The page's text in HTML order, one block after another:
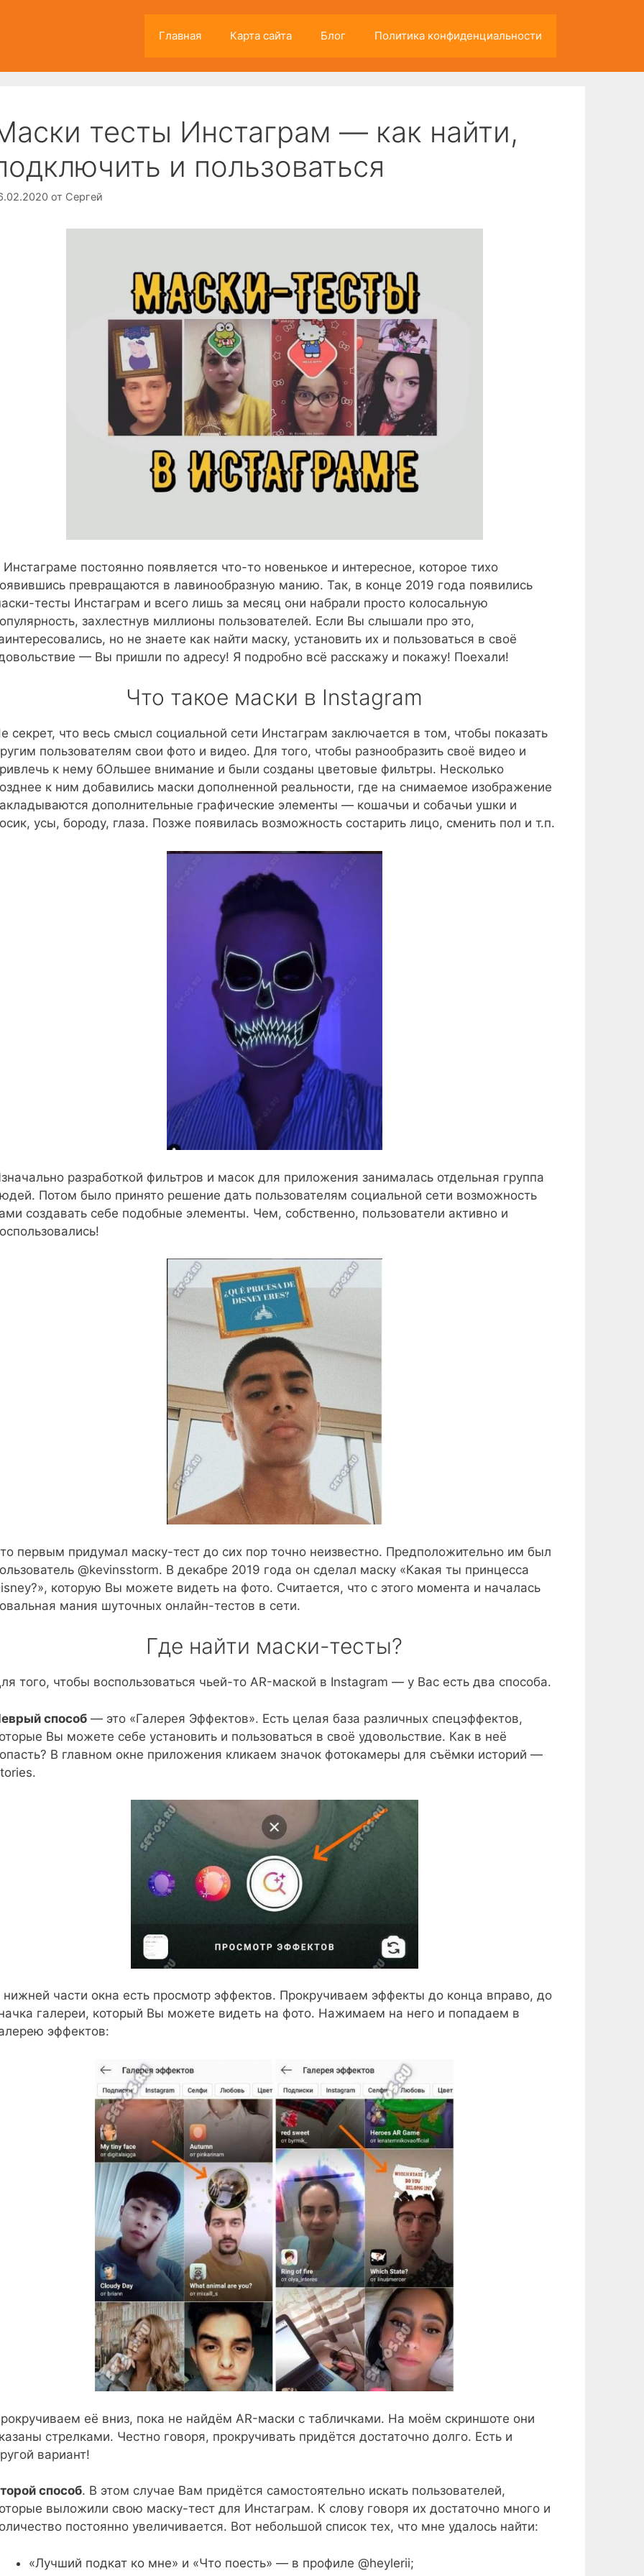
Главная Карта сайта Блог Политика конфиденциальности
тесты Инстаграм — как найти,
и пользоваться
от Сергей
Инстаграме постоянно появляется что-то новенькое и интересное, которое тихо
превращаются в лавинообразную манию. Так, в конце 2019 года появились
тесты Инстаграм и всего лишь за месяц они набрали просто колосальную
захлестнув миллионы пользователей. Если Вы слышали про это,
но не знаете как найти маску, установить их и пользоваться в своё
— Вы пришли по адресу! Я подробно всё расскажу и покажу! Поехали!
Что такое маски в Instagram
секрет, что весь смысл социальной сети Инстаграм заключается в том, чтобы показать
пользователям свои фото и видео. Для того, чтобы разнообразить своё видео и
к нему бОльшее внимание и были созданы цветовые фильтры. Несколько
к ним добавились маски дополненной реальности, где на снимаемое изображение
дополнительные графические элементы — кошачьи и собачьи ушки и
усы, бороду, глаза. Позже появилась возможность состарить лицо, сменить пол и т.п.
разработкой фильтров и масок для приложения занималась отдельная группа
Потом было принято решение дать пользователям социальной сети возможность
создавать себе подобные элементы. Чем, собственно, пользователи активно и
первым придумал маску-тест до сих пор точно неизвестно. Предположительно им был
@kevinsstorm. В декабре 2019 года он сделал маску «Какая ты принцесса
которую Вы можете видеть на фото. Считается, что с этого момента и началась
мания шуточных онлайн-тестов в сети.
Где найти маски-тесты?
того, чтобы воспользоваться чьей-то AR-маской в Instagram — у Вас есть два способа.
способ — это «Галерея Эффектов». Есть целая база различных спецэффектов,
Вы можете себе установить и пользоваться в своё удовольствие. Как в неё
В главном окне приложения кликаем значок фотокамеры для съёмки историй —
нижней части окна есть просмотр эффектов. Прокручиваем эффекты до конца вправо, до
галереи, который Вы можете видеть на фото. Нажимаем на него и попадаем в
эффектов:
её вниз, пока не найдём AR-маски с табличками. На моём скриншоте они
стрелками. Честно говоря, прокручивать придётся достаточно долго. Есть и
вариант!
способ. В этом случае Вам придётся самостоятельно искать пользователей,
выложили свою маску-тест для Инстаграм. К слову говоря их достаточно много и
постоянно увеличивается. Вот небольшой список тех, что мне удалось найти:
«Лучший подкат ко мне» и «Что поесть» — в профиле @heylerii;